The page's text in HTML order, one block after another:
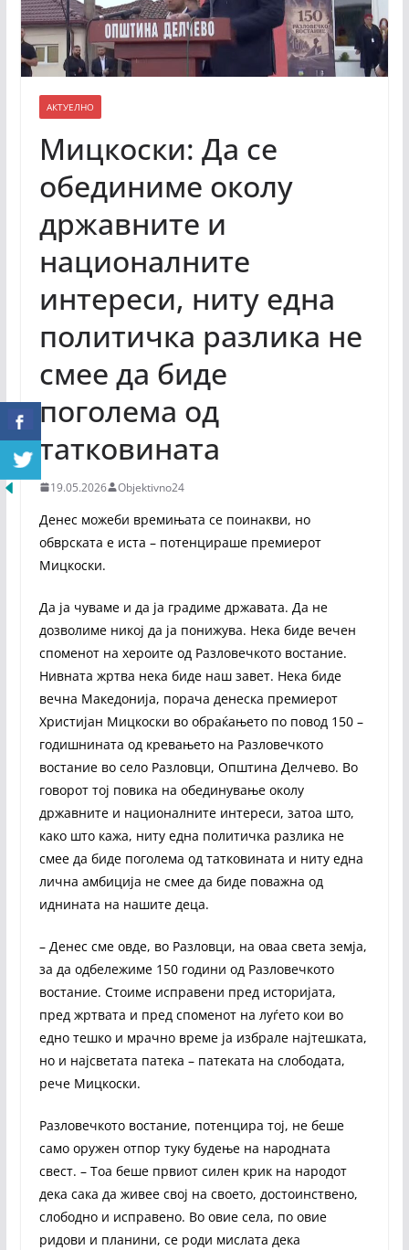
АКТУЕЛНО
Мицкоски: Да се
обединиме околу
државните и
националните
интереси, ниту една
политичка разлика не
смее да биде
поголема од
татковината
19.05.2026 Objektivno24
Денес можеби времињата се поинакви, но
обврската е иста – потенцираше премиерот
Мицкоски.
Да ја чуваме и да ја градиме државата. Да не
дозволиме никој да ја понижува. Нека биде вечен
споменот на хероите од Разловечкото востание.
Нивната жртва нека биде наш завет. Нека биде
вечна Македонија, порача денеска премиерот
Христијан Мицкоски во обраќањето по повод 150 –
годишнината од кревањето на Разловечкото
востание во село Разловци, Општина Делчево. Во
говорот тој повика на обединување околу
државните и националните интереси, затоа што,
како што кажа, ниту една политичка разлика не
смее да биде поголема од татковината и ниту една
лична амбиција не смее да биде поважна од
иднината на нашите деца.
– Денес сме овде, во Разловци, на оваа света земја,
за да одбележиме 150 години од Разловечкото
востание. Стоиме исправени пред историјата,
пред жртвата и пред споменот на луѓето кои во
едно тешко и мрачно време ја избрале најтешката,
но и најсветата патека – патеката на слободата,
рече Мицкоски.
Разловечкото востание, потенцира тој, не беше
само оружен отпор туку будење на народната
свест. – Тоа беше првиот силен крик на народот
дека сака да живее свој на своето, достоинствено,
слободно и исправено. Во овие села, по овие
ридови и планини, се роди мислата дека